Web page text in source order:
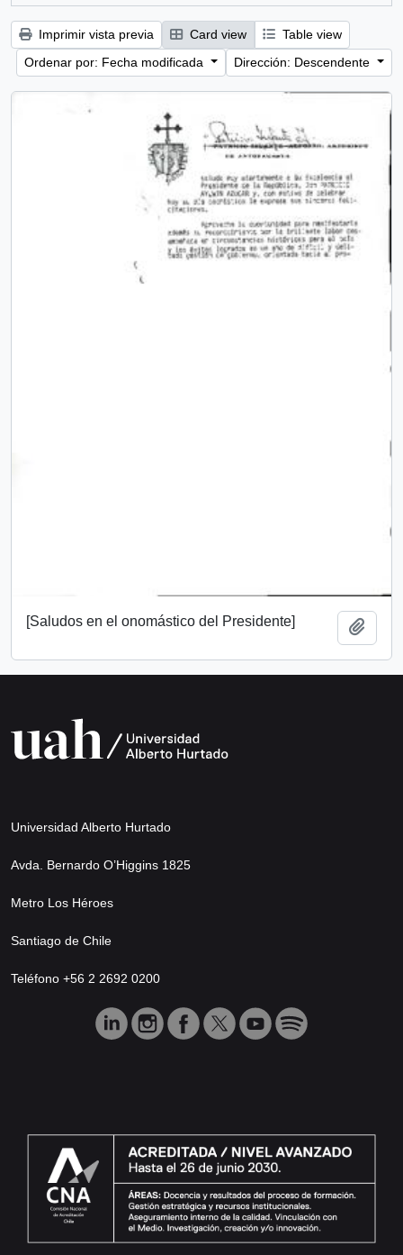
Imprimir vista previa Card view
Table view
Ordenar por: Fecha modificada
Dirección: Descendente
[Saludos en el onomástico del Presidente]
Universidad Alberto Hurtado
Avda. Bernardo O’Higgins 1825
Metro Los Héroes
Santiago de Chile
Teléfono +56 2 2692 0200